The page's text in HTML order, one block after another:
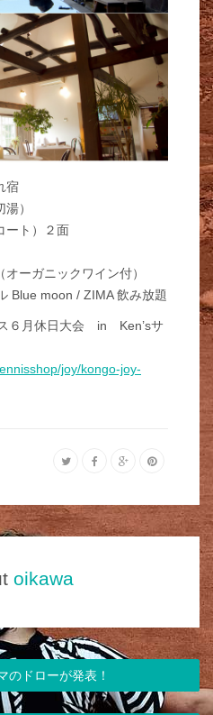
宿
）
ート）２面
ーガニックワイン付）
Blue moon / ZIMA 飲み放題
６月休日大会 in Ken’sサ
joy/kongo-joy-
oikawa
のドローが発表！